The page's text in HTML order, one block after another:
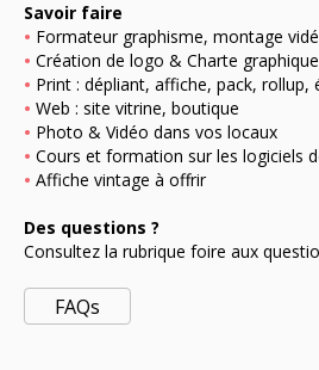
Savoir faire
• Formateur graphisme, montage
• Création de logo & Charte graphique
• Print : dépliant, affiche, pack, rollup,
• Web : site vitrine, boutique
• Photo & Vidéo dans vos locaux
• Cours et formation sur les logiciels
• Affiche vintage à offrir
Des questions ?
Consultez la rubrique foire aux
FAQs